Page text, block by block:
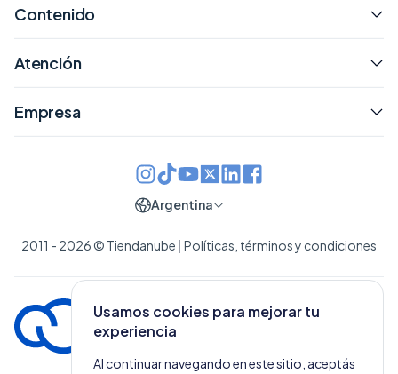
Usamos cookies para mejorar tu
experiencia
Al continuar navegando en este sitio, aceptás
Contenido
Atención
Empresa
2011 - 2026 © Tiendanube | Políticas, términos y condiciones
Argentina